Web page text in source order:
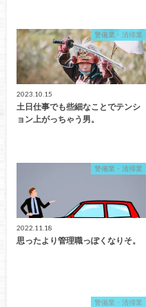
警備業・清掃業
2023.10.15
土日仕事でも些細なことでテンシ
ョン上がっちゃう男。
警備業・清掃業
2022.11.18
思ったより管理職っぽくなりそ。
警備業・清掃業